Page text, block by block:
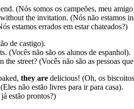
(Nós somos os campeões, meu
the invitation. (Nós não estamos
estamos errados em estar chateados?)
de castigo).
(Vocês não são os alunos de espanhol).
street? (Vocês não são as pessoas
they are delicious! (Oh, os
não estão livres para ir para casa).
estão prontos?)